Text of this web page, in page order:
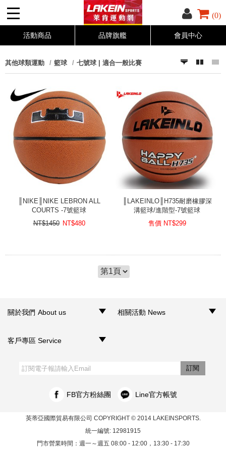
(0)
活動商品 品牌旗艦 會員中心
其他球類運動 籃球 七號球 | 適合一般比賽
║NIKE║NIKE LEBRON ALL
COURTS -7號籃球
NT$1450 NT$480
║LAKEINLO║H735耐磨橡膠深
溝籃球/進階型-7號籃球
售價 NT$299
關於我們 About us 相關活動 News
客戶專區 Service
訂閱
FB官方粉絲團 Line官方帳號
英蒂亞國際貿易有限公司 COPYRIGHT © 2014 LAKEINSPORTS.
統一編號: 12981915
門市營業時間：週一～週五 08:00 - 12:00，13:30 - 17:30